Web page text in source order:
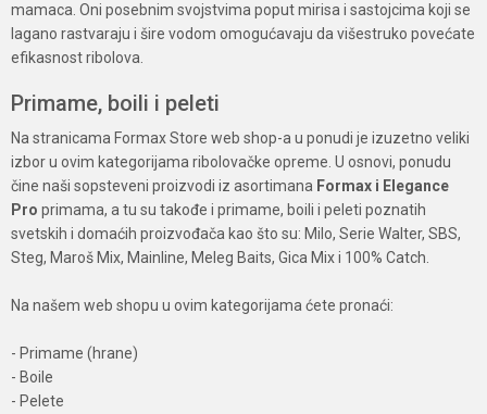
mamaca. Oni posebnim svojstvima poput mirisa i sastojcima koji se
lagano rastvaraju i šire vodom omogućavaju da višestruko povećate
efikasnost ribolova.
Primame, boili i peleti
Na stranicama Formax Store web shop-a u ponudi je izuzetno veliki
izbor u ovim kategorijama ribolovačke opreme. U osnovi, ponudu
čine naši sopsteveni proizvodi iz asortimana Formax i Elegance
Pro primama, a tu su takođe i primame, boili i peleti poznatih
svetskih i domaćih proizvođača kao što su: Milo, Serie Walter, SBS,
Steg, Maroš Mix, Mainline, Meleg Baits, Gica Mix i 100% Catch.
Na našem web shopu u ovim kategorijama ćete pronaći:
- Primame (hrane)
- Boile
- Pelete